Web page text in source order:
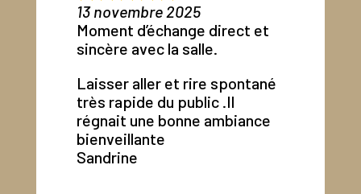
13 novembre 2025
Moment d’échange direct et
sincère avec la salle.
Laisser aller et rire spontané
très rapide du public .Il
régnait une bonne ambiance
bienveillante
Sandrine